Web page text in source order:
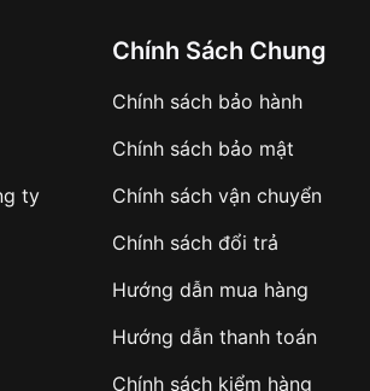
sử chế tác đồng hồ hơn 500 năm,
trầm và biến đổi. Các thợ thủ
đồng hồ Phápcó độ chính xác cao và
kiểm tra nghiêm ngặt, đảm bảo độ
ty
Chính Sách Chung
Chính sách bảo hành
Chính sách bảo mật
Chính sách vận chuyển
Chính sách đổi trả
Hướng dẫn mua hàng
Hướng dẫn thanh toán
Chính sách kiểm hàng